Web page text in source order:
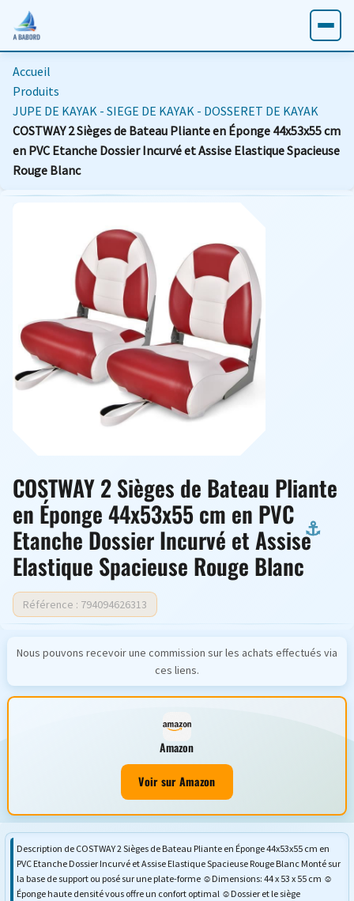
Accueil
Produits
JUPE DE KAYAK - SIEGE DE KAYAK - DOSSERET DE KAYAK
COSTWAY 2 Sièges de Bateau Pliante en Éponge 44x53x55 cm
en PVC Etanche Dossier Incurvé et Assise Elastique Spacieuse
Rouge Blanc
COSTWAY 2 Sièges de Bateau Pliante
en Éponge 44x53x55 cm en PVC
Etanche Dossier Incurvé et Assise
Elastique Spacieuse Rouge Blanc
Référence : 794094626313
Nous pouvons recevoir une commission sur les achats effectués via
ces liens.
Amazon
Voir sur Amazon
Description de COSTWAY 2 Sièges de Bateau Pliante en Éponge 44x53x55 cm en
PVC Etanche Dossier Incurvé et Assise Elastique Spacieuse Rouge Blanc Monté sur
la base de support ou posé sur une plate-forme ☺Dimensions: 44 x 53 x 55 cm ☺
Éponge haute densité vous offre un confort optimal ☺Dossier et le siège